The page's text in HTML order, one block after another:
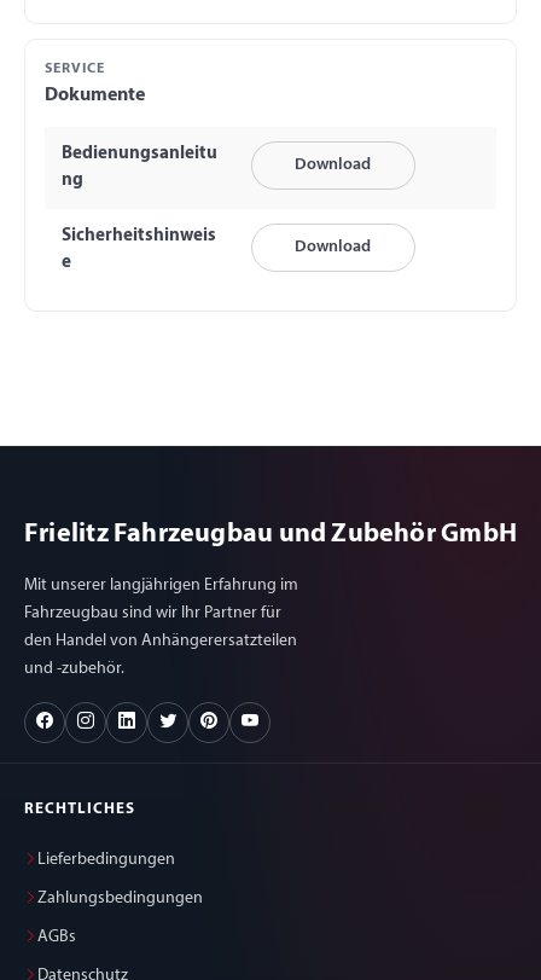
SERVICE
Dokumente
Bedienungsanleitu
ng
Download
Sicherheitshinweis
e
Download
Frielitz Fahrzeugbau und Zubehör GmbH
Mit unserer langjährigen Erfahrung im
Fahrzeugbau sind wir Ihr Partner für
den Handel von Anhängerersatzteilen
und -zubehör.
RECHTLICHES
Lieferbedingungen
Zahlungsbedingungen
AGBs
Datenschutz